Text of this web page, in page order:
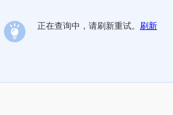
正在查询中，请刷新重试。 刷新